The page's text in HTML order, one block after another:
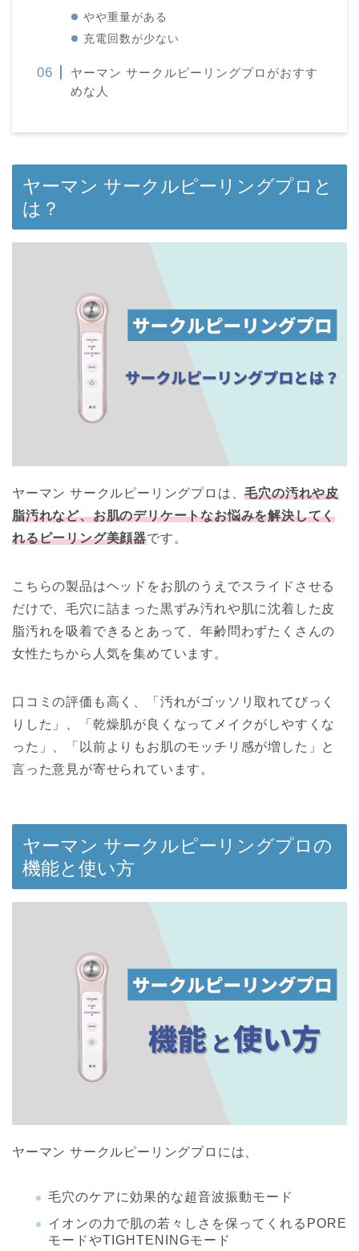
やや重量がある
充電回数が少ない
ヤーマン サークルピーリングプロがおすす
めな人
ヤーマン サークルピーリングプロと
は？
ヤーマン サークルピーリングプロは、毛穴の汚れや皮
脂汚れなど、お肌のデリケートなお悩みを解決してく
れるピーリング美顔器です。
こちらの製品はヘッドをお肌のうえでスライドさせる
だけで、毛穴に詰まった黒ずみ汚れや肌に沈着した皮
脂汚れを吸着できるとあって、年齢問わずたくさんの
女性たちから人気を集めています。
口コミの評価も高く、「汚れがゴッソリ取れてびっく
りした」、「乾燥肌が良くなってメイクがしやすくな
った」、「以前よりもお肌のモッチリ感が増した」と
言った意見が寄せられています。
ヤーマン サークルピーリングプロの
機能と使い方
ヤーマン サークルピーリングプロには、
毛穴のケアに効果的な超音波振動モード
イオンの力で肌の若々しさを保ってくれるPORE
モードやTIGHTENINGモード